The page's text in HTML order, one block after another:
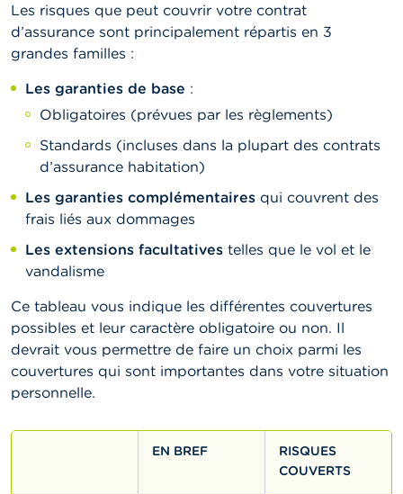
Les risques que peut couvrir votre contrat
d’assurance sont principalement répartis en 3
grandes familles :
Les garanties de base :
Obligatoires (prévues par les règlements)
Standards (incluses dans la plupart des contrats
d’assurance habitation)
Les garanties complémentaires qui couvrent des
frais liés aux dommages
Les extensions facultatives telles que le vol et le
vandalisme
Ce tableau vous indique les différentes couvertures
possibles et leur caractère obligatoire ou non. Il
devrait vous permettre de faire un choix parmi les
couvertures qui sont importantes dans votre situation
personnelle.
EN BREF
RISQUES
COUVERTS